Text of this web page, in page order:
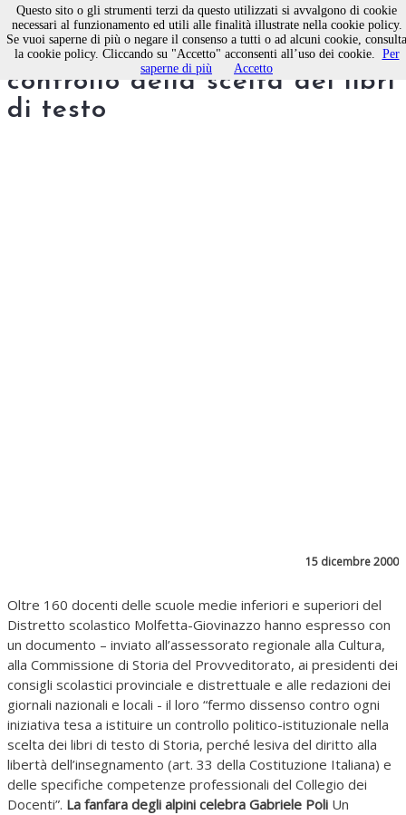
I docenti di Molfetta contro il
controllo della scelta dei libri
di testo
15 dicembre 2000
Oltre 160 docenti delle scuole medie inferiori e superiori del
Distretto scolastico Molfetta-Giovinazzo hanno espresso con
un documento – inviato all’assessorato regionale alla Cultura,
alla Commissione di Storia del Provveditorato, ai presidenti dei
consigli scolastici provinciale e distrettuale e alle redazioni dei
giornali nazionali e locali - il loro “fermo dissenso contro ogni
iniziativa tesa a istituire un controllo politico-istituzionale nella
scelta dei libri di testo di Storia, perché lesiva del diritto alla
libertà dell’insegnamento (art. 33 della Costituzione Italiana) e
delle specifiche competenze professionali del Collegio dei
Docenti”. La fanfara degli alpini celebra Gabriele Poli Un
Questo sito o gli strumenti terzi da questo utilizzati si avvalgono di cookie
necessari al funzionamento ed utili alle finalità illustrate nella cookie policy.
Se vuoi saperne di più o negare il consenso a tutti o ad alcuni cookie, consulta
la cookie policy. Cliccando su "Accetto" acconsenti all’uso dei cookie. Per
saperne di più
Accetto